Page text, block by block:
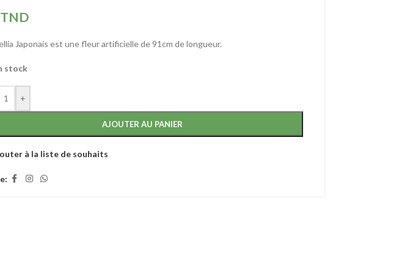
TND
Japonais est une fleur artificielle de 91cm de longueur.
stock
+
AJOUTER AU PANIER
à la liste de souhaits